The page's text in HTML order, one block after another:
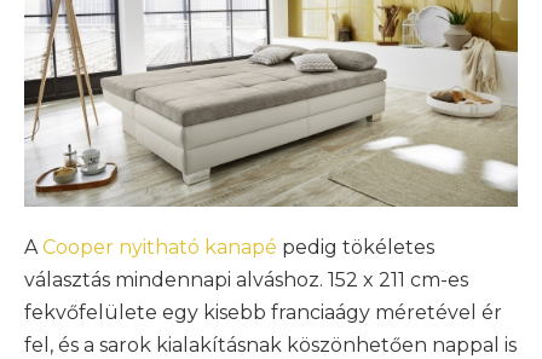
ACooper nyitható kanapé pedig tökéletes
választás mindennapi alváshoz. 152 x 211 cm-es
fekvőfelülete egy kisebb franciaágy méretével ér
fel, és a sarok kialakításnak köszönhetően nappal is